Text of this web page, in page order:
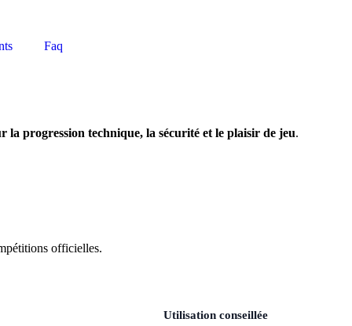
Faq
la progression technique, la sécurité et le plaisir de jeu.
officielles.
Utilisation conseillée